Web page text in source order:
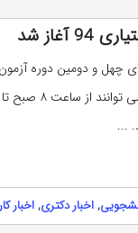
شد
چهل و دومین دوره
...
,اخبار دکتری,اخبار